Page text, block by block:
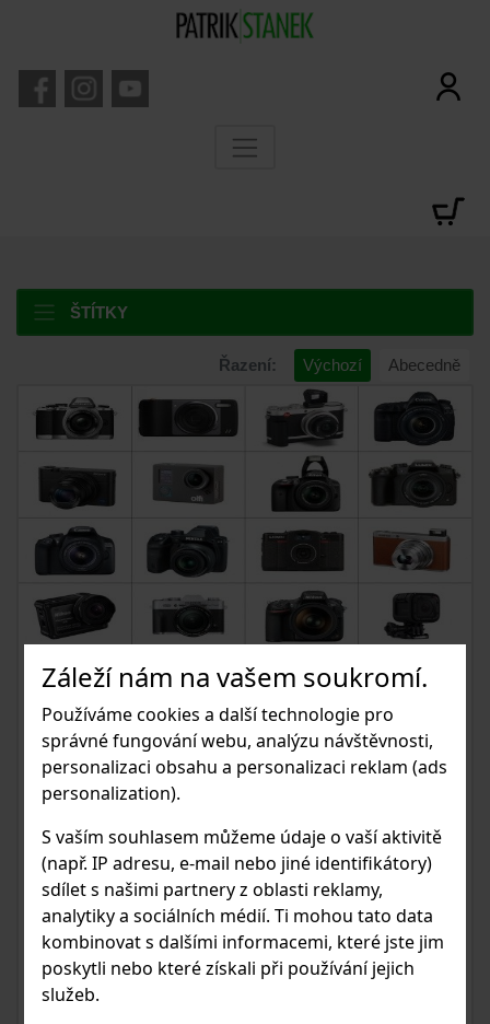
Záleží nám na vašem soukromí.
Používáme cookies a další technologie pro
správné fungování webu, analýzu návštěvnosti,
personalizaci obsahu a personalizaci reklam (ads
personalization).
S vaším souhlasem můžeme údaje o vaší aktivitě
(např. IP adresu, e-mail nebo jiné identifikátory)
sdílet s našimi partnery z oblasti reklamy,
analytiky a sociálních médií. Ti mohou tato data
kombinovat s dalšími informacemi, které jste jim
poskytli nebo které získali při používání jejich
služeb.
ŠTÍTKY
Řazení: Výchozí Abecedně
10.05.2021
VYBÍRÁME FOTOAPARÁT A
OBJEKTIV. CO HODNOTY
ZNAMENAJÍ?
Přišel čas vybrat nový nebo první fotoaparát a objektiv?
Ztrácíte se ve velkém výběru modelů, značek a
technických specifikací? Netušíte jaký objektiv pořídit na
fotografování portrétů nebo naopak zvířat či sportu? Níže
se Vám pokusím vysvětlit na co je jaké tělo, objektiv
nebo příslušenství…
ČIST ČLÁNEK